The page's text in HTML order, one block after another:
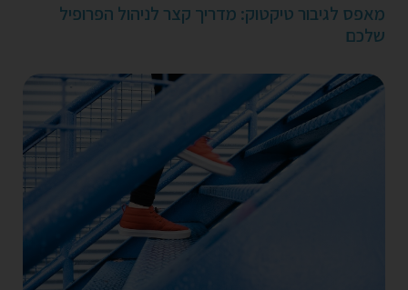
מאפס לגיבור טיקטוק: מדריך קצר לניהול הפרופיל
שלכם